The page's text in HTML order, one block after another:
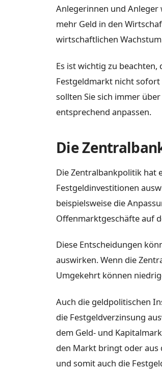
Anlegerinnen und Anleger
mehr Geld in den
wirtschaftlichen
Es ist wichtig zu
Festgeldmarkt nicht
sollten Sie sich immer
entsprechend anpassen.
Die
Die Zentralbankpolitik hat
Festgeldinvestitionen
beispielsweise die
Offenmarktgeschäfte auf
Diese Entscheidungen
auswirken. Wenn die
Umgekehrt können
Auch die geldpolitischen
die Festgeldverzinsung
dem Geld- und
den Markt bringt oder aus
und somit auch die